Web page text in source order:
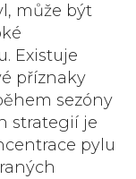
může být
Existuje
příznaky
sezóny
strategií je
pylu